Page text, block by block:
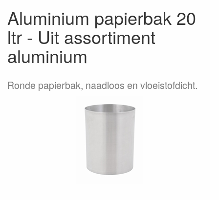
Aluminium papierbak 20
ltr - Uit assortiment
aluminium
Ronde papierbak, naadloos en vloeistofdicht.